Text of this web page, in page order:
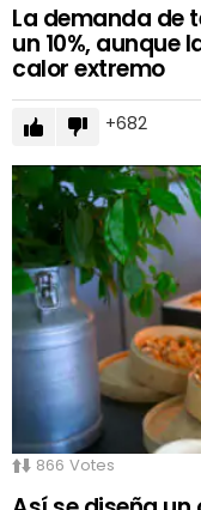
La demanda de
un 10%, aunque
calor extremo
682
866 Votes